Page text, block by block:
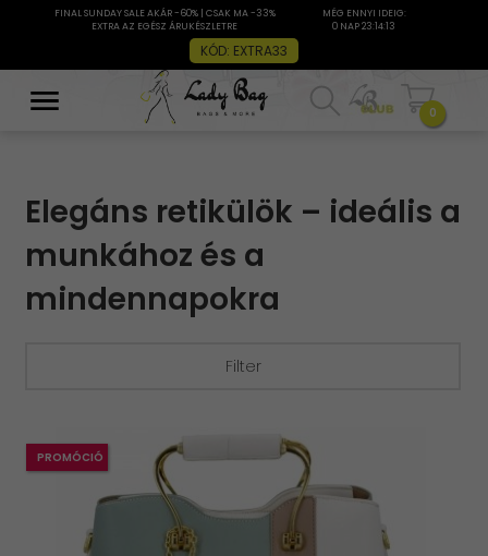
FINAL SUNDAY SALE AKÁR -60% | CSAK MA -33%
EXTRA AZ EGÉSZ ÁRUKÉSZLETRE
KÓD: EXTRA33
MÉG ENNYI IDEIG:
0 NAP 23:14:11
0
Filter
Elegáns retikülök – ideális a
munkához és a
mindennapokra
PROMÓCIÓ